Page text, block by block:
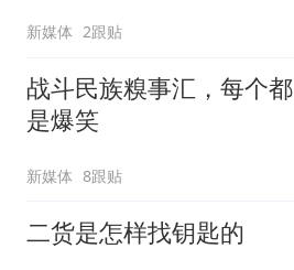
新媒体 2跟贴
战斗民族糗事汇，每个都
是爆笑
新媒体 8跟贴
二货是怎样找钥匙的